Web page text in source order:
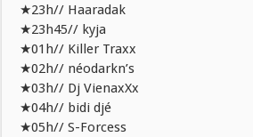
★23h// Haaradak
★23h45// kyja
★01h// Killer Traxx
★02h// néodarkn’s
★03h// Dj VienaxXx
★04h// bidi djé
★05h// S-Forcess